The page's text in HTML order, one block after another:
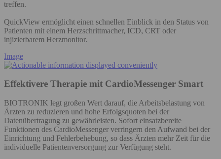
treffen.
QuickView ermöglicht einen schnellen Einblick in den Status von
Patienten mit einem Herzschrittmacher, ICD, CRT oder
injizierbarem Herzmonitor.
Image
Effektivere Therapie mit CardioMessenger Smart
BIOTRONIK legt großen Wert darauf, die Arbeitsbelastung von
Ärzten zu reduzieren und hohe Erfolgsquoten bei der
Datenübertragung zu gewährleisten. Sofort einsatzbereite
Funktionen des CardioMessenger verringern den Aufwand bei der
Einrichtung und Fehlerbehebung, so dass Ärzten mehr Zeit für die
individuelle Patientenversorgung zur Verfügung steht.